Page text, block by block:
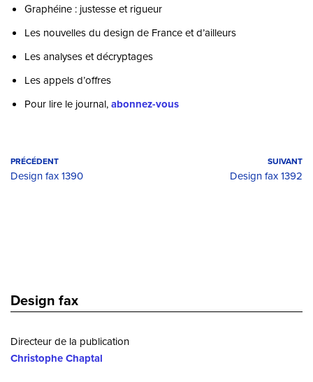
Graphéine : justesse et rigueur
Les nouvelles du design de France et d’ailleurs
Les analyses et décryptages
Les appels d’offres
Pour lire le journal,abonnez-vous
PRÉCÉDENT
Design fax 1390
SUIVANT
Design fax 1392
Design fax
Directeur de la publication
Christophe Chaptal